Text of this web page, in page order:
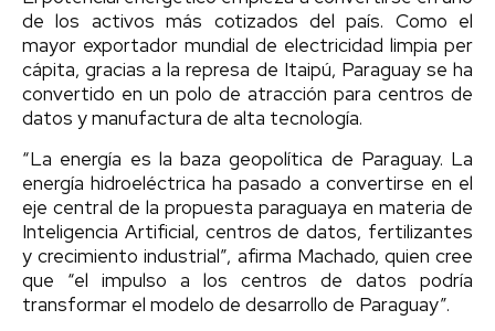
de los activos más cotizados del país. Como el
mayor exportador mundial de electricidad limpia per
cápita, gracias a la represa de Itaipú, Paraguay se ha
convertido en un polo de atracción para centros de
datos y manufactura de alta tecnología.
“La energía es la baza geopolítica de Paraguay. La
energía hidroeléctrica ha pasado a convertirse en el
eje central de la propuesta paraguaya en materia de
Inteligencia Artificial, centros de datos, fertilizantes
y crecimiento industrial”, afirma Machado, quien cree
que “el impulso a los centros de datos podría
transformar el modelo de desarrollo de Paraguay”.